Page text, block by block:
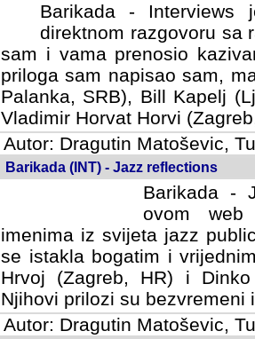
Barikada -
direktnom razgovoru sa
sam i vama prenosio
priloga sam napisao sam,
Palanka, SRB), Bill Kapelj
Vladimir Horvat Horvi
Autor: Dragutin Matoševic,
Barikada (INT) - Jazz reflections
Barikada -
ovom web
imenima iz svijeta jazz
se istakla bogatim i
Hrvoj (Zagreb, HR) i
Njihovi prilozi su bezvremeni
Autor: Dragutin Matoševic,